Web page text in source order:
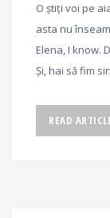
O știți voi pe
asta nu
Elena, I know.
Și, hai să fim
READ